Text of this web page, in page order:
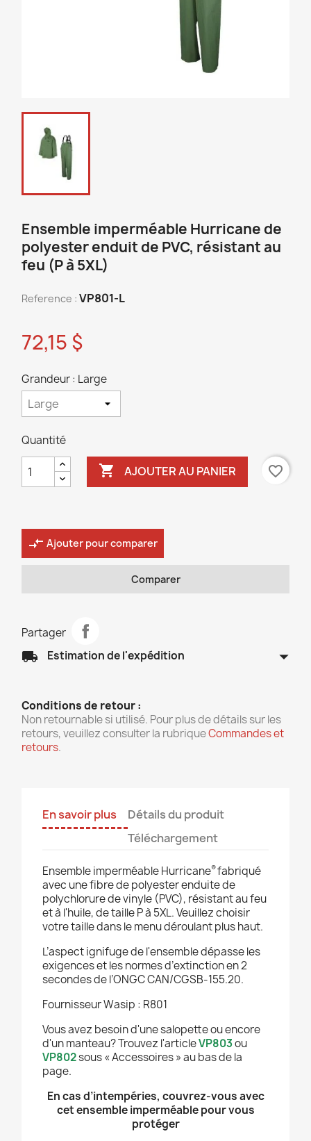
Ensemble imperméable Hurricane de
polyester enduit de PVC, résistant au
feu (P à 5XL)
Reference : VP801-L
72,15 $
Grandeur : Large
Quantité
 AJOUTER AU PANIER favorite_border
compare_arrows Ajouter pour comparer
Comparer
Partager
local_shipping Estimation de l'expédition arrow_drop_down
Conditions de retour :
Non retournable si utilisé. Pour plus de détails sur les
retours, veuillez consulter la rubriqueCommandes et
retours.
En savoir plus
Détails du produit
Téléchargement
Ensemble imperméable Hurricane®fabriqué
avec une fibre de polyester enduite de
polychlorure de vinyle (PVC), résistant au feu
et à l'huile, de taille P à 5XL. Veuillez choisir
votre taille dans le menu déroulant plus haut.
L’aspect ignifuge de l'ensemble dépasse les
exigences et les normes d’extinction en 2
secondes de l’ONGC CAN/CGSB-155.20.
Fournisseur Wasip : R801
Vous avez besoin d'une salopette ou encore
d'un manteau? Trouvez l'articleVP803ou
VP802sous « Accessoires » au bas de la
page.
En cas d’intempéries, couvrez-vous avec
cet ensemble imperméable pour vous
protéger